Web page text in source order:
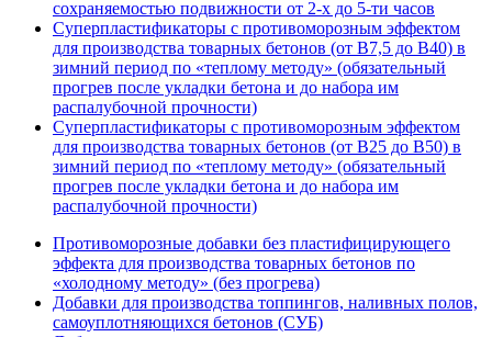
сохраняемостью подвижности от 2-х до 5-ти часов
Суперпластификаторы с противоморозным эффектом
для производства товарных бетонов (от В7,5 до В40) в
зимний период по «теплому методу» (обязательный
прогрев после укладки бетона и до набора им
распалубочной прочности)
Суперпластификаторы с противоморозным эффектом
для производства товарных бетонов (от В25 до В50) в
зимний период по «теплому методу» (обязательный
прогрев после укладки бетона и до набора им
распалубочной прочности)
Противоморозные добавки без пластифицирующего
эффекта для производства товарных бетонов по
«холодному методу» (без прогрева)
Добавки для производства топпингов, наливных полов,
самоуплотняющихся бетонов (СУБ)